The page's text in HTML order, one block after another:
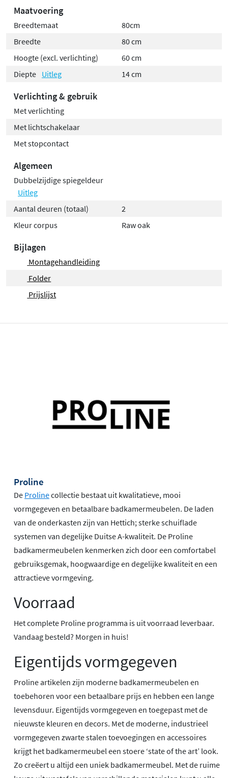
Maatvoering
Breedtemaat
80cm
Breedte
80 cm
Hoogte (excl. verlichting)
60 cm
Diepte Uitleg 14 cm
Verlichting & gebruik
Met verlichting
Met lichtschakelaar
Met stopcontact
Algemeen
Dubbelzijdige spiegeldeur
Uitleg
Aantal deuren (totaal)
2
Kleur corpus
Raw oak
Bijlagen
Montagehandleiding
Folder
Prijslijst
Proline
De Prolinecollectie bestaat uit kwalitatieve, mooi
vormgegeven en betaalbare badkamermeubelen. De laden
van de onderkasten zijn van Hettich; sterke schuiflade
systemen van degelijke Duitse A-kwaliteit. De Proline
badkamermeubelen kenmerken zich door een comfortabel
gebruiksgemak, hoogwaardige en degelijke kwaliteit en een
attractieve vormgeving.
Voorraad
Het complete Proline programma is uit voorraad leverbaar.
Vandaag besteld? Morgen in huis!
Eigentijds vormgegeven
Proline artikelen zijn moderne badkamermeubelen en
toebehoren voor een betaalbare prijs en hebben een lange
levensduur. Eigentijds vormgegeven en toegepast met de
nieuwste kleuren en decors. Met de moderne, industrieel
vormgegeven zwarte stalen toevoegingen en accessoires
krijgt het badkamermeubel een stoere ‘state of the art’ look.
Zo creëert u altijd een uniek badkamermeubel. Met de ruime